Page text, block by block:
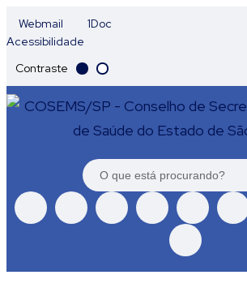
Webmail
1Doc
Acessibilidade
Contraste